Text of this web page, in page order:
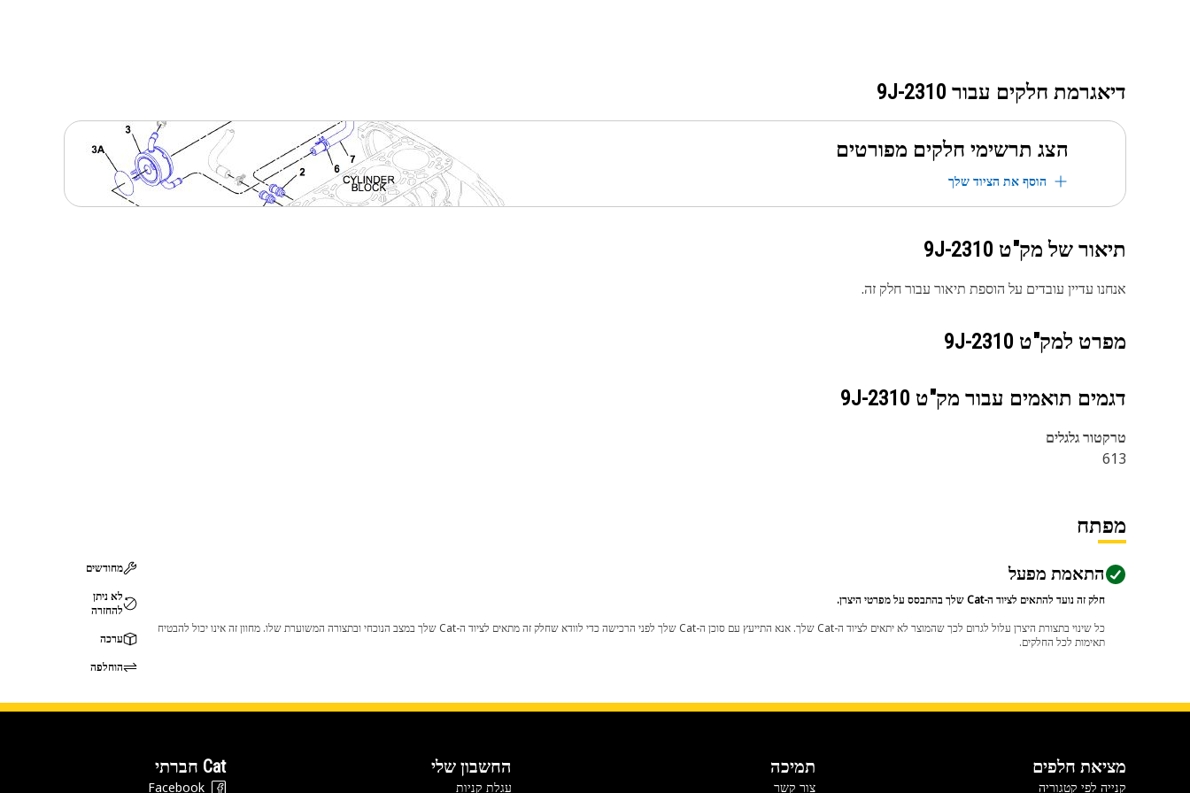
דיאגרמת חלקים עבור 9J-2310
הצג תרשימי חלקים מפורטים
הוסף את הציוד שלך
תיאור של מק"ט 9J-2310
אנחנו עדיין עובדים על הוספת תיאור עבור חלק זה.
מפרט למק"ט 9J-2310
דגמים תואמים עבור מק"ט 9J-2310
טרקטור גלגלים
613
מפתח
התאמת מפעל
חלק זה נועד להתאים לציוד ה-Cat שלך בהתבסס על מפרטי היצרן.
כל שינוי בתצורת היצרן עלול לגרום לכך שהמוצר לא יתאים לציוד ה-Cat שלך. אנא התייעץ עם סוכן ה-Cat שלך לפני הרכישה כדי לוודא שחלק זה מתאים לציוד ה-Cat שלך במצב הנוכחי ובתצורה המשוערת שלו. מחוון זה אינו יכול להבטיח
תאימות לכל החלקים.
מחודשים
לא ניתן
להחזרה
ערכה
הוחלפה
מציאת חלפים
קנייה לפי קטגוריה
תמיכה
צור קשר
החשבון שלי
עגלת קניות
Cat חברתי
Facebook